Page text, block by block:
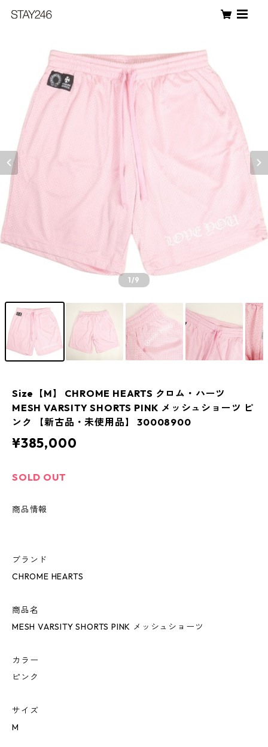
1/9
Size【M】 CHROME HEARTS クロム・ハーツ
MESH VARSITY SHORTS PINK メッシュショーツ ピ
ンク 【新古品・未使用品】 30008900
¥385,000
SOLD OUT
商品情報
ブランド
CHROME HEARTS
商品名
MESH VARSITY SHORTS PINK メッシュショーツ
カラー
ピンク
サイズ
M